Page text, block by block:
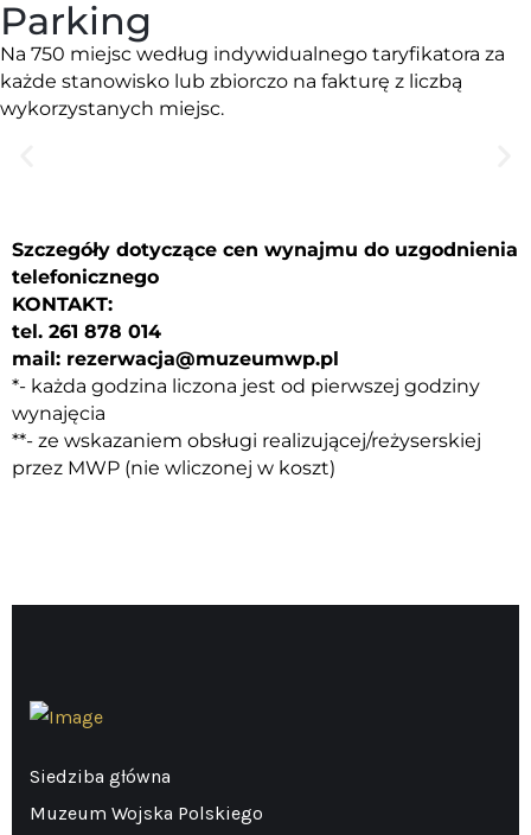
Parking
Na 750 miejsc według indywidualnego taryfikatora za
każde stanowisko lub zbiorczo na fakturę z liczbą
wykorzystanych miejsc.
Szczegóły dotyczące cen wynajmu do uzgodnienia
telefonicznego
KONTAKT:
tel. 261 878 014
mail: rezerwacja@muzeumwp.pl
*- każda godzina liczona jest od pierwszej godziny
wynajęcia
**- ze wskazaniem obsługi realizującej/reżyserskiej
przez MWP (nie wliczonej w koszt)
Siedziba główna
Muzeum Wojska Polskiego